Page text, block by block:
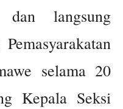
dan langsung
selama 20
Kepala Seksi